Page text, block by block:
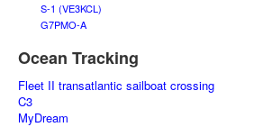
S-1 (VE3KCL)
G7PMO-A
Ocean Tracking
Fleet II transatlantic sailboat crossing
C3
MyDream